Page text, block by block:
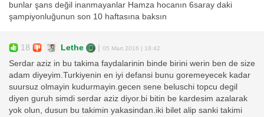
bunlar şans değil inanmayanlar Hamza hocanın 6saray daki
şampiyonluğunun son 10 haftasına baksın
18 Lethe 05 Mart 2016 | 18:42
Serdar aziz in bu takima faydalarinin binde birini werin ben de size
adam diyeyim.Turkiyenin en iyi defansi bunu goremeyecek kadar
suursuz olmayin kudurmayin.gecen sene beluschi topcu degil
diyen guruh simdi serdar aziz diyor.bi bitin be kardesim azalarak
yok olun, dusun bu takimin yakasindan.iki bilet alip sanki takimi